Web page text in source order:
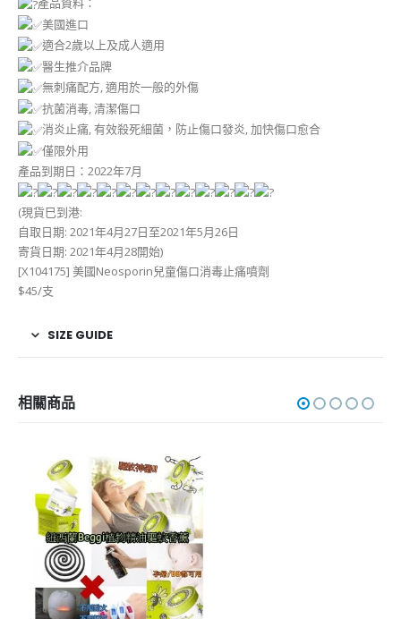
美國進口
適合2歲以上及成人適用
醫生推介品牌
無刺痛配方, 適用於一般的外傷
抗菌消毒, 清潔傷口
消炎止痛, 有效殺死細菌，防止傷口發炎, 加快傷口愈合
僅限外用
產品到期日：2022年7月
(現貨巳到港:
自取日期: 2021年4月27日至2021年5月26日
寄貨日期: 2021年4月28開始)
[X104175] 美國Neosporin兒童傷口消毒止痛噴劑
$45/支
SIZE GUIDE
相關商品